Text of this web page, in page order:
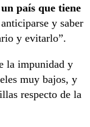
país que tiene
y saber
y evitarlo”.
la impunidad y
muy bajos, y
respecto de la